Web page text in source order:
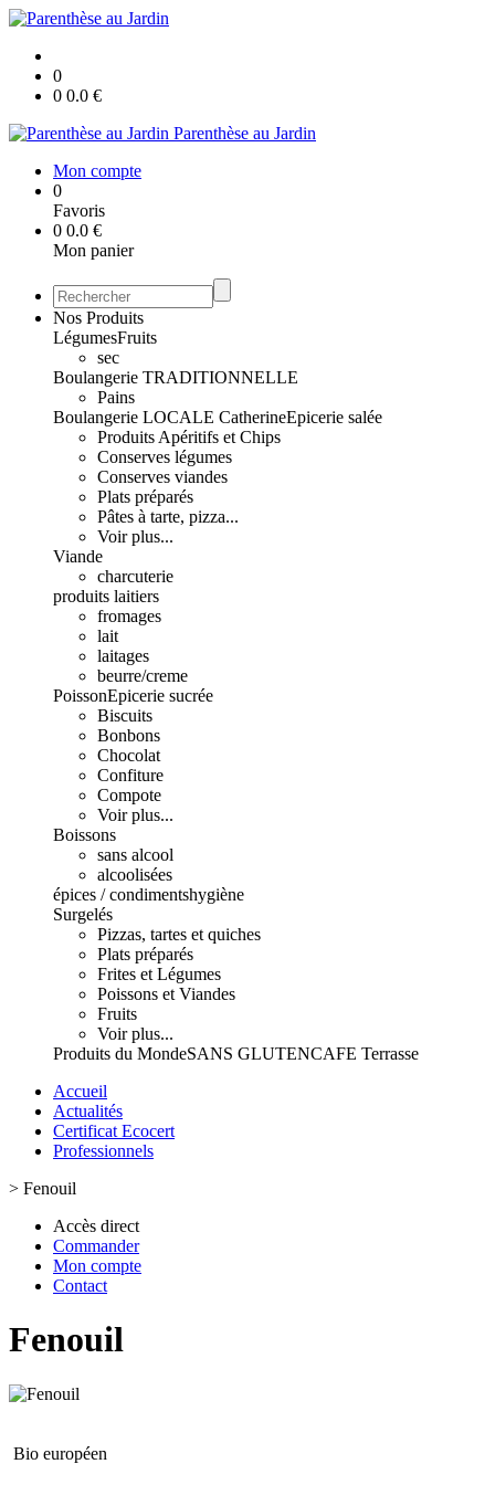
0
0 0.0 €
Parenthèse au Jardin
Mon compte
0
Favoris
0 0.0 €
Mon panier
Nos Produits
LégumesFruits
sec
Boulangerie TRADITIONNELLE
Pains
Boulangerie LOCALE CatherineEpicerie salée
Produits Apéritifs et Chips
Conserves légumes
Conserves viandes
Plats préparés
Pâtes à tarte, pizza...
Voir plus...
Viande
charcuterie
produits laitiers
fromages
lait
laitages
beurre/creme
PoissonEpicerie sucrée
Biscuits
Bonbons
Chocolat
Confiture
Compote
Voir plus...
Boissons
sans alcool
alcoolisées
épices / condimentshygiène
Surgelés
Pizzas, tartes et quiches
Plats préparés
Frites et Légumes
Poissons et Viandes
Fruits
Voir plus...
Produits du MondeSANS GLUTENCAFE Terrasse
Accueil
Actualités
Certificat Ecocert
Professionnels
> Fenouil
Accès direct
Commander
Mon compte
Contact
Fenouil
Bio européen